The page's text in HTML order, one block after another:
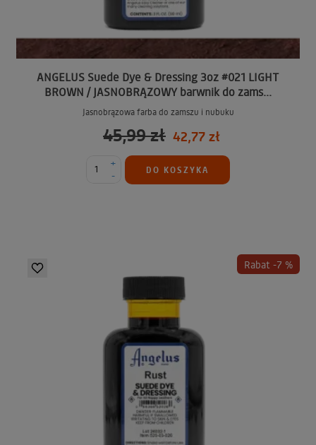
ANGELUS Suede Dye & Dressing 3oz #021 LIGHT
BROWN / JASNOBRĄZOWY barwnik do zams...
Jasnobrązowa farba do zamszu i nubuku
45,99 zł 42,77 zł
-
+
DO KOSZYKA
Rabat -7 %